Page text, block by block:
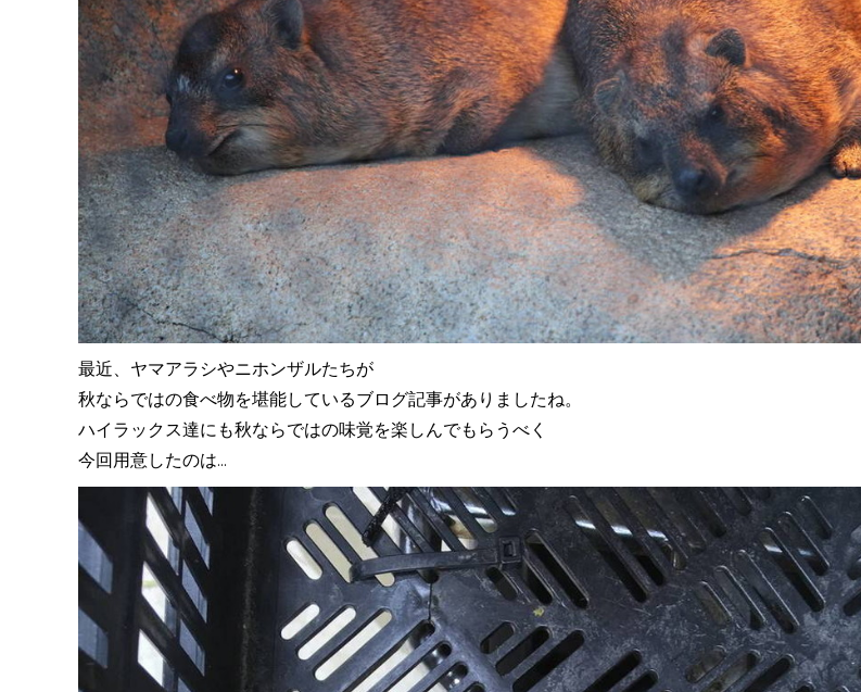
最近、ヤマアラシやニホンザルたちが
秋ならではの食べ物を堪能しているブログ記事がありましたね。
ハイラックス達にも秋ならではの味覚を楽しんでもらうべく
今回用意したのは...